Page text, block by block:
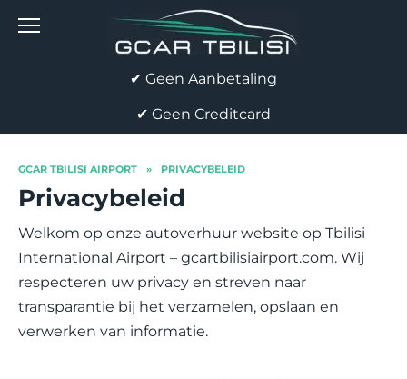
✔ Geen Aanbetaling
✔ Geen Creditcard
GCAR TBILISI AIRPORT » PRIVACYBELEID
Privacybeleid
Welkom op onze autoverhuur website op Tbilisi
International Airport – gcartbilisiairport.com. Wij
respecteren uw privacy en streven naar
transparantie bij het verzamelen, opslaan en
verwerken van informatie.